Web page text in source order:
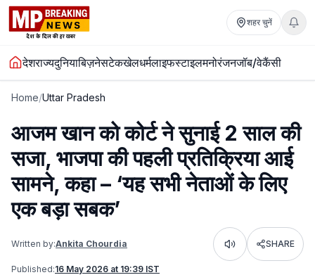
शहर चुनें
देशराज्यदुनियाबिज़नेसटेकखेलधर्मलाइफस्टाइलमनोरंजनजॉब/वेकैंसी
Home/Uttar Pradesh
आजम खान को कोर्ट ने सुनाई 2 साल की
सजा, भाजपा की पहली प्रतिक्रिया आई
सामने, कहा – ‘यह सभी नेताओं के लिए
एक बड़ा सबक’
Written by:Ankita Chourdia Listen SHARE
Published:16 May 2026 at 19:39 IST